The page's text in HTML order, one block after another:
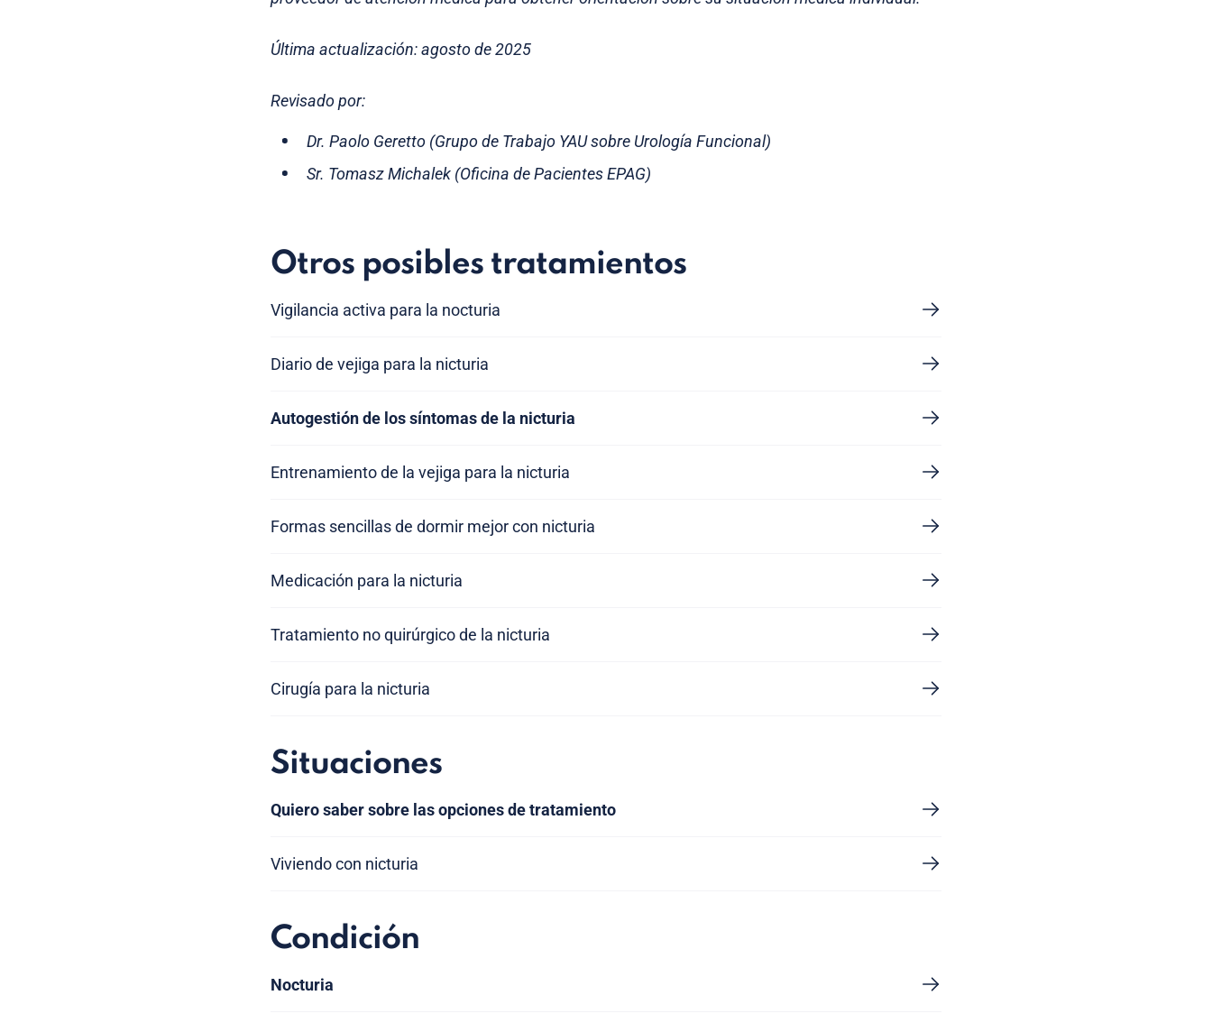
Última actualización: agosto de 2025
Revisado por:
Dr. Paolo Geretto (Grupo de Trabajo YAU sobre Urología Funcional)
Sr. Tomasz Michalek (Oficina de Pacientes EPAG)
Otros posibles tratamientos
Vigilancia activa para la nocturia
Diario de vejiga para la nicturia
Autogestión de los síntomas de la nicturia
Entrenamiento de la vejiga para la nicturia
Formas sencillas de dormir mejor con nicturia
Medicación para la nicturia
Tratamiento no quirúrgico de la nicturia
Cirugía para la nicturia
Situaciones
Quiero saber sobre las opciones de tratamiento
Viviendo con nicturia
Condición
Nocturia